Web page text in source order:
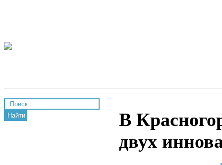
Найти
В
двух